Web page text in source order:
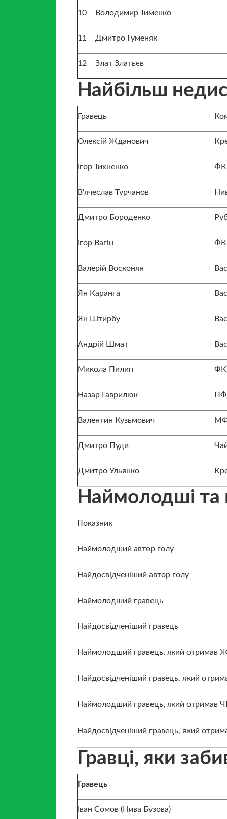
10 Володимир Тименко
11 Дмитро Гуменяк
12 Злат Златьєв
Найбільш
Гравець
Олексій Жданович
Ігор Тихненко ФК
В'ячеслав Турчанов
Дмитро Бороденко
Ігор Вагін ФК
Валерій Восконян
Ян Каранга
Ян Штирбу
Андрій Шмат
Микола Пилип ФК
Назар Гаврилюк
Валентин Кузьмович
Дмитро Пуди
Дмитро Ульянко
Наймолодші та
Показник
Наймолодший автор голу
Найдосвідченіший автор голу
Наймолодший гравець
Найдосвідченіший гравець
Наймолодший гравець, який отримав
Найдосвідченіший гравець, який
Наймолодший гравець, який отримав
Найдосвідченіший гравець, який
Гравці, яки
Гравець
Іван Сомов (Нива Бузова)